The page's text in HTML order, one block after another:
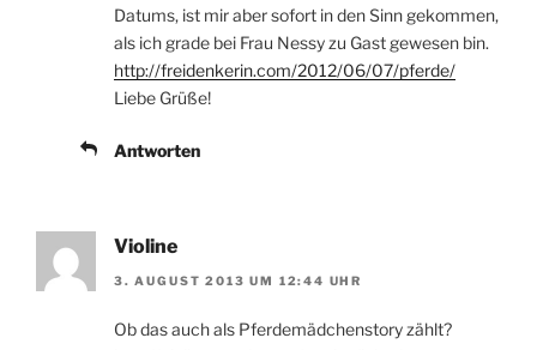
Datums, ist mir aber sofort in den Sinn gekommen,
als ich grade bei Frau Nessy zu Gast gewesen bin.
http://freidenkerin.com/2012/06/07/pferde/
Liebe Grüße!
Antworten
Violine
3. AUGUST 2013 UM 12:44 UHR
Ob das auch als Pferdemädchenstory zählt?